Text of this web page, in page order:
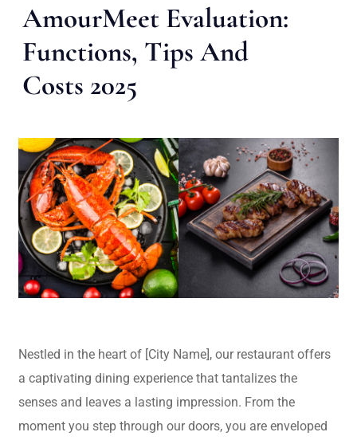
AmourMeet Evaluation:
Functions, Tips And
Costs 2025
Nestled in the heart of [City Name], our restaurant offers
a captivating dining experience that tantalizes the
senses and leaves a lasting impression. From the
moment you step through our doors, you are enveloped